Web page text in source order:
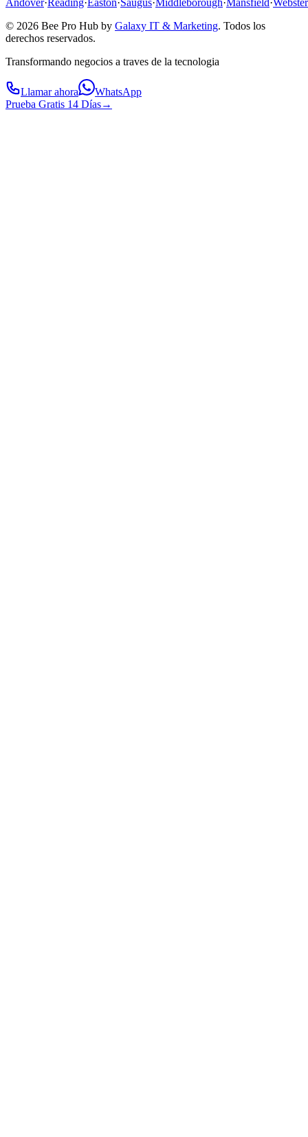
Andover·Reading·Easton·Saugus·Middleborough·Mansfield·Webster
© 2026 Bee Pro Hub by Galaxy IT & Marketing. Todos los
derechos reservados.
Transformando negocios a traves de la tecnologia
Llamar ahora
WhatsApp
Prueba Gratis 14 Días→